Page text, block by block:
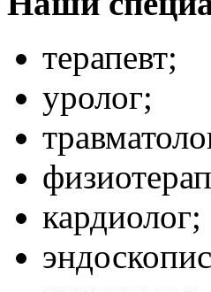
терапевт;
уролог;
кардиолог;